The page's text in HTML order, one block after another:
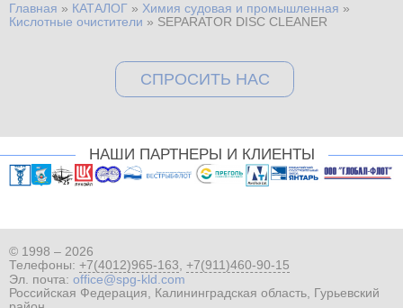
Вы здесь
Главная » КАТАЛОГ » Химия судовая и промышленная »
Кислотные очистители » SEPARATOR DISC CLEANER
СПРОСИТЬ НАС
НАШИ ПАРТНЕРЫ И КЛИЕНТЫ
© 1998 – 2026
Телефоны: +7(4012)965-163 +7(911)460-90-15
Эл. почта: office@spg-kld.com
Российская Федерация, Калининградская область, Гурьевский